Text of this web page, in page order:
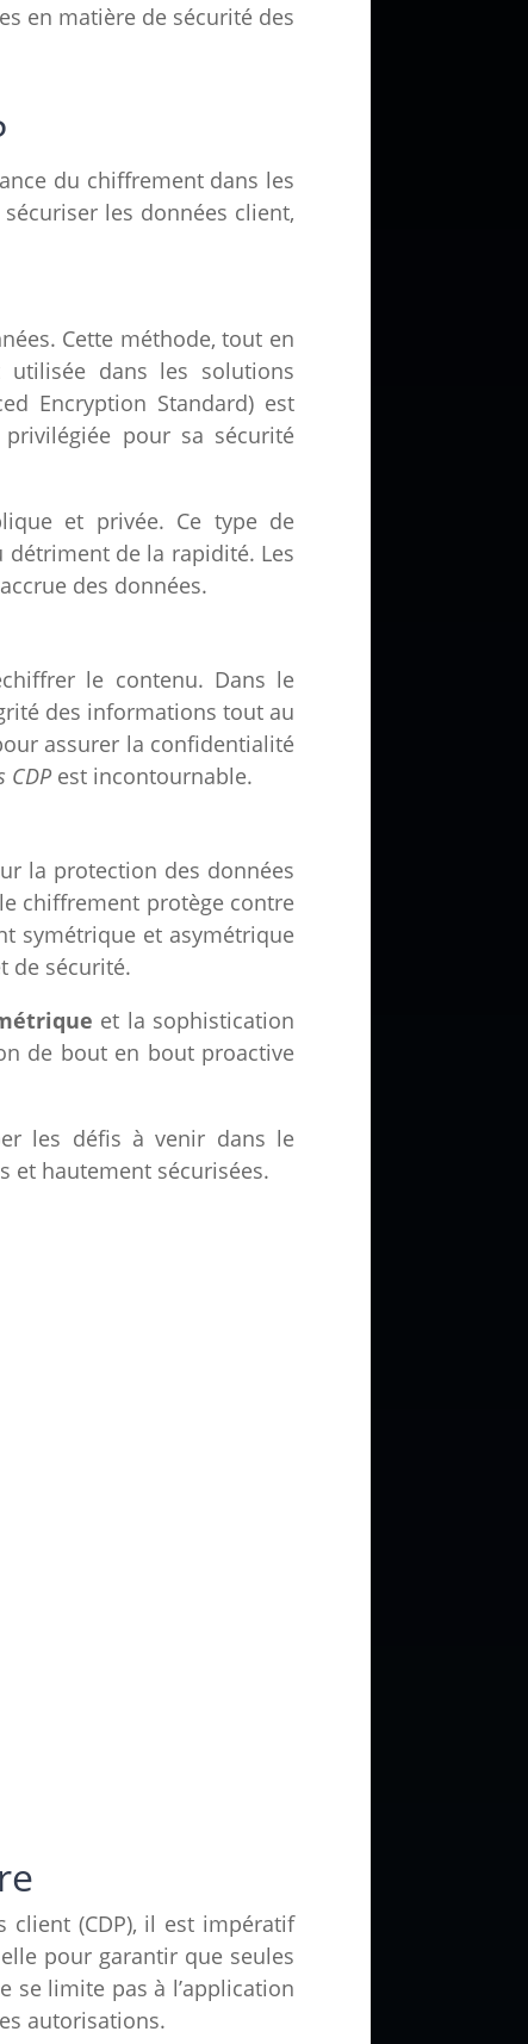
en matière de sécurité des
du chiffrement dans les
les données client,
Cette méthode, tout en
dans les solutions
Encryption Standard) est
pour sa sécurité
et privée. Ce type de
détriment de la rapidité. Les
des données.
le contenu. Dans le
des informations tout au
assurer la confidentialité
CDPest incontournable.
la protection des données
chiffrement protège contre
symétrique et asymétrique
de sécurité.
et la sophistication
de bout en bout proactive
les défis à venir dans le
et hautement sécurisées.
(CDP), il est impératif
pour garantir que seules
se limite pas à l’application
autorisations.